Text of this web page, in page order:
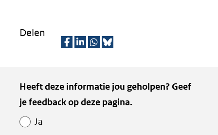
Delen
l
e
l
e
l
e
z
e
Kopie
van
Paginawaardering
Heeft deze informatie jou geholpen? Geef
je feedback op deze pagina.
Ja